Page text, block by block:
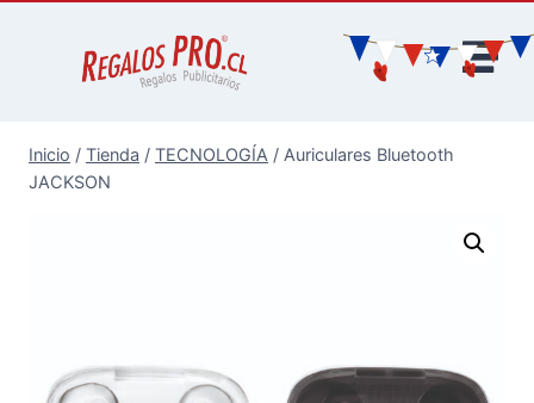
Inicio / Tienda / TECNOLOGÍA / Auriculares Bluetooth
JACKSON